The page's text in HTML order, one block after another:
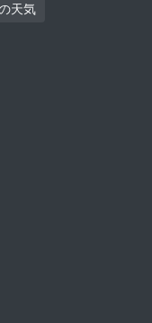
天気